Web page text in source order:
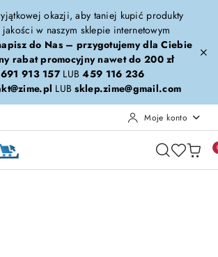
głównej
konto
głównego
produktu
okazji, aby taniej kupić produkty
jakości w naszym sklepie internetowym
do Nas – przygotujemy dla Ciebie
rabat promocyjny nawet do 200 zł
691 913 157LUB459 116 236
LUBsklep.zime@gmail.com
Moje konto